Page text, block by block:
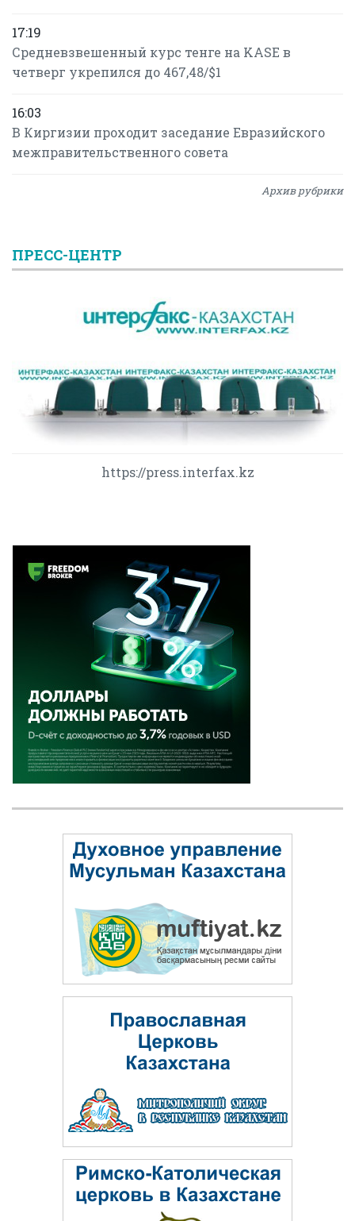
17:19
Средневзвешенный курс тенге на KASE в
четверг укрепился до 467,48/$1
16:03
В Киргизии проходит заседание Евразийского
межправительственного совета
Архив рубрики
ПРЕСС-ЦЕНТР
https://press.interfax.kz